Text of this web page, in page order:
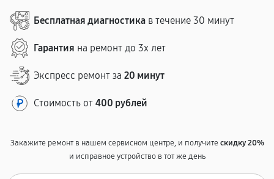
Бесплатная диагностика в течение 30 минут
Гарантия на ремонт до 3х лет
Экспресс ремонт за 20 минут
Стоимость от 400 рублей
Закажите ремонт в нашем сервисном центре, и получитескидку 20%
и исправное устройство в тот же день